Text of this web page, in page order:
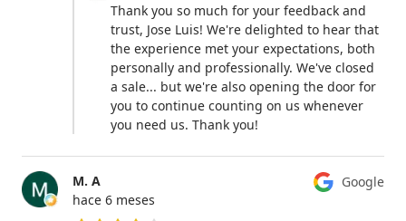
Thank you so much for your feedback and
trust, Jose Luis! We're delighted to hear that
the experience met your expectations, both
personally and professionally. We've closed
a sale... but we're also opening the door for
you to continue counting on us whenever
you need us. Thank you!
Google
M. A
hace 6 meses